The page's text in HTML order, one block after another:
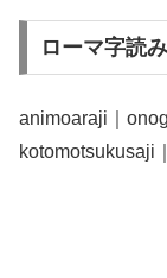
ローマ字読
animoaraji｜
kotomotsukusaji